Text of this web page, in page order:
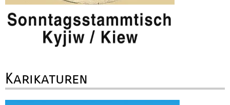
Karikaturen